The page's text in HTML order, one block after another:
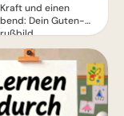
und einen
Dein Guten-